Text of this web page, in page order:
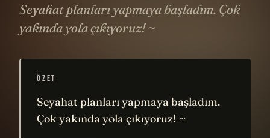
Seyahat planları yapmaya başladım. Çok
yakında yola çıkıyoruz! ~
ÖZET
Seyahat planları yapmaya başladım.
Çok yakında yola çıkıyoruz! ~